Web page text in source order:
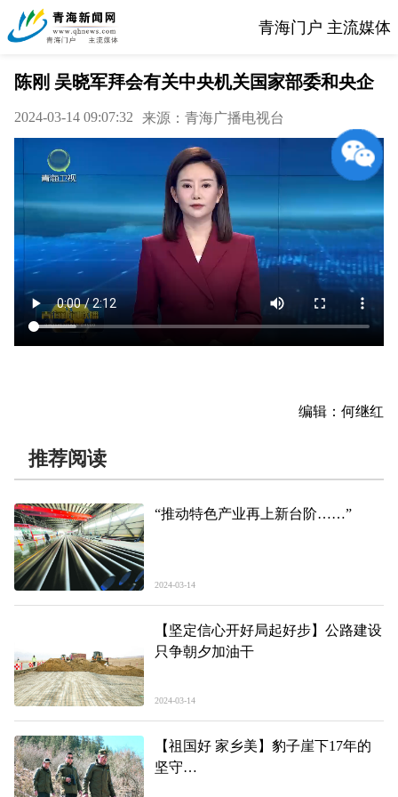
青海门户 主流媒体
陈刚 吴晓军拜会有关中央机关国家部委和央企
2024-03-14 09:07:32 来源：青海广播电视台
编辑：何继红
推荐阅读
“推动特色产业再上新台阶……”
2024-03-14
【坚定信心开好局起好步】公路建设
只争朝夕加油干
2024-03-14
【祖国好 家乡美】豹子崖下17年的
坚守